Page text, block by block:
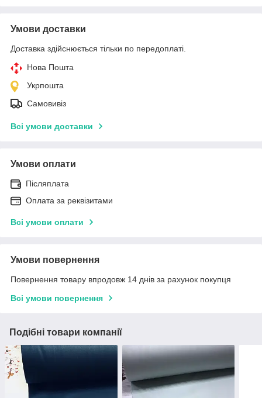
Умови доставки
Доставка здійснюється тільки по передоплаті.
Нова Пошта
Укрпошта
Самовивіз
Всі умови доставки
Умови оплати
Післяплата
Оплата за реквізитами
Всі умови оплати
Умови повернення
Повернення товару впродовж 14 днів за рахунок покупця
Всі умови повернення
Подібні товари компанії